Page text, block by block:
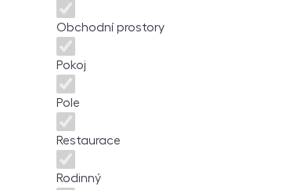
Obchodní prostory
Pokoj
Pole
Restaurace
Rodinný